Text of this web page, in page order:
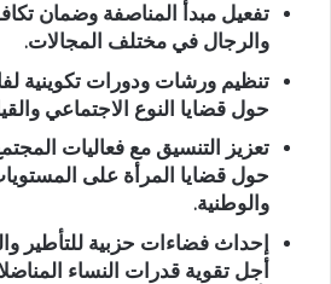
تفعيل مبدأ المناصفة وضمان
والرجال في مختلف المجالات.
تنظيم ورشات ودورات تكوينية
حول قضايا النوع الاجتماعي
تعزيز التنسيق مع فعاليات
حول قضايا المرأة على
والوطنية.
إحداث فضاءات حزبية للتأطير
أجل تقوية قدرات النساء